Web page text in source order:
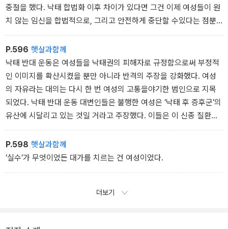
중절을 했다. 낙태 합법화 이후 차이가 있다면 그건 이제 여성들이 원
치 않는 임신을 합법적으로, 그리고 안전하게 중단할 수있다는 점뿐
이었다. 그리고 1973년부터 1980 년까지 합법적인 낙태가 늘어나긴
했지만 곧 안정세를 유지했고 1980년대 초부터는 심지어 하락했다.
1980년부터 1987년까지 낙태율은 6퍼센트 하락했다.
진짜 변화는 여성들이 위험이나 공포를 감수하지 않고 자신의 생식력
을 조절할 수 있는 새로운 능력을 갖게 된 것이었다. 그리고 이 새로운
자유는 낙태율이 아니라 여성의 성적인 행동과 태도 역시 크게 바꿔
놓았다.
P.596 햇살과함께
낙태 반대 운동은 여성들을 낙태권의 피해자로 규정함으로써 부정적
인 이미지를 확산시켰을 뿐만 아니라 반격의 주장을 강화했다. 여성
의 자유라는 대의는 다시 한 번 여성의 고통을야기한 범인으로 지목
되었다. 낙태 반대 운동 대변인들은 불행한 여성은 ‘낙태 후 증후군’의
유산에 시달리고 있는 것일 거라고 주장했다. 이들은 이 신종 질환이
여성들을 괴롭힌다고 목청을 높였다.
P.598 햇살과함께
‘실수’가 무엇이었든 대가를 치르는 건 여성이었다.
더보기